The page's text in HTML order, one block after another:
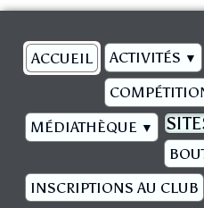
ACCUEIL ACTIVITÉS ▼
MÉDIATHÈQUE ▼
INSCRIPTIONS AU CLUB